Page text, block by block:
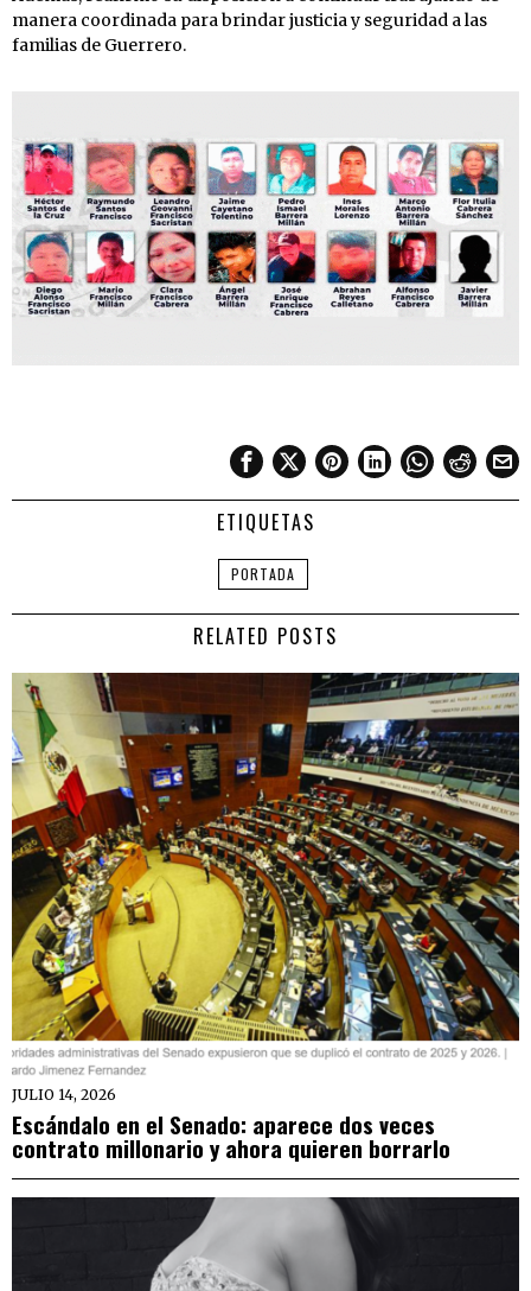
manera coordinada para brindar justicia y seguridad a las
familias de Guerrero.
ETIQUETAS
PORTADA
RELATED POSTS
JULIO 14, 2026
Escándalo en el Senado: aparece dos veces
contrato millonario y ahora quieren borrarlo